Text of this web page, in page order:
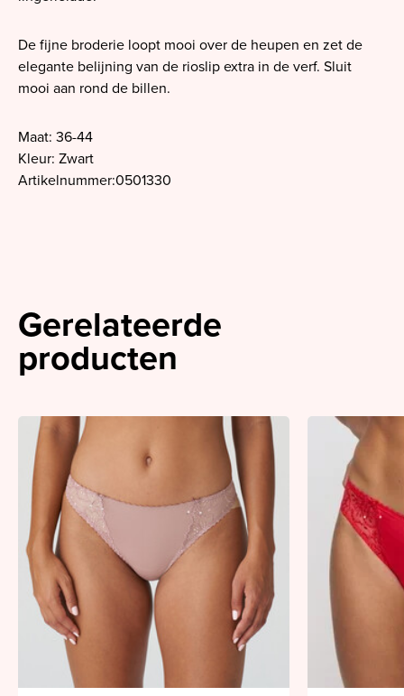
De fijne broderie loopt mooi over de heupen en zet de
elegante belijning van de rioslip extra in de verf. Sluit
mooi aan rond de billen.
Maat: 36-44
Kleur: Zwart
Artikelnummer:0501330
Gerelateerde
producten